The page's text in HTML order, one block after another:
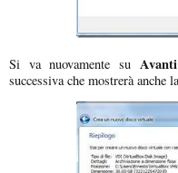
Si va nuovamente su Avanti
successiva che mostrerà anche la